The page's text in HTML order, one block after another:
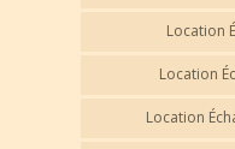
Location
Location
Location